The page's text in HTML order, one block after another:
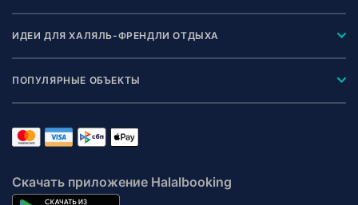
ИДЕИ ДЛЯ ХАЛЯЛЬ-ФРЕНДЛИ ОТДЫХА
ПОПУЛЯРНЫЕ ОБЪЕКТЫ
Скачать приложение Halalbooking